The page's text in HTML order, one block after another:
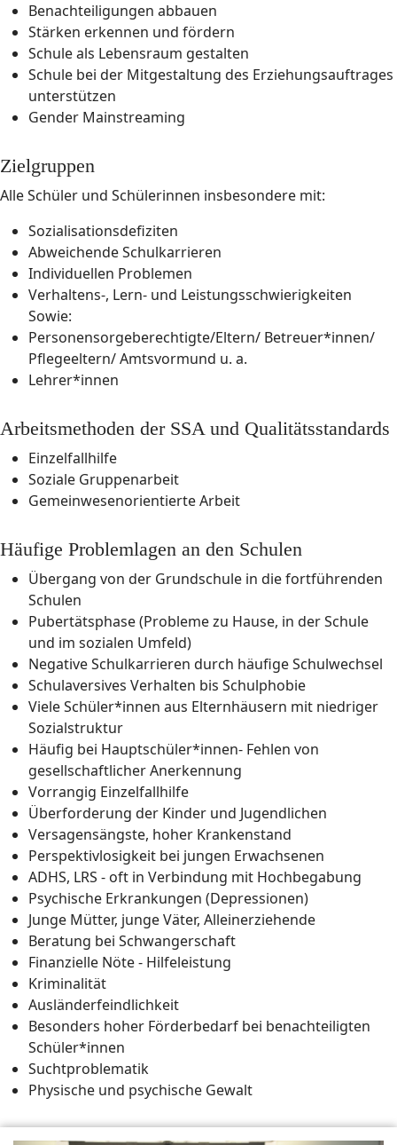
Benachteiligungen abbauen
Stärken erkennen und fördern
Schule als Lebensraum gestalten
Schule bei der Mitgestaltung des Erziehungsauftrages
unterstützen
Gender Mainstreaming
Zielgruppen
Alle Schüler und Schülerinnen insbesondere mit:
Sozialisationsdefiziten
Abweichende Schulkarrieren
Individuellen Problemen
Verhaltens-, Lern- und Leistungsschwierigkeiten
Sowie:
Personensorgeberechtigte/Eltern/ Betreuer*innen/
Pflegeeltern/ Amtsvormund u. a.
Lehrer*innen
Arbeitsmethoden der SSA und Qualitätsstandards
Einzelfallhilfe
Soziale Gruppenarbeit
Gemeinwesenorientierte Arbeit
Häufige Problemlagen an den Schulen
Übergang von der Grundschule in die fortführenden
Schulen
Pubertätsphase (Probleme zu Hause, in der Schule
und im sozialen Umfeld)
Negative Schulkarrieren durch häufige Schulwechsel
Schulaversives Verhalten bis Schulphobie
Viele Schüler*innen aus Elternhäusern mit niedriger
Sozialstruktur
Häufig bei Hauptschüler*innen- Fehlen von
gesellschaftlicher Anerkennung
Vorrangig Einzelfallhilfe
Überforderung der Kinder und Jugendlichen
Versagensängste, hoher Krankenstand
Perspektivlosigkeit bei jungen Erwachsenen
ADHS, LRS - oft in Verbindung mit Hochbegabung
Psychische Erkrankungen (Depressionen)
Junge Mütter, junge Väter, Alleinerziehende
Beratung bei Schwangerschaft
Finanzielle Nöte - Hilfeleistung
Kriminalität
Ausländerfeindlichkeit
Besonders hoher Förderbedarf bei benachteiligten
Schüler*innen
Suchtproblematik
Physische und psychische Gewalt